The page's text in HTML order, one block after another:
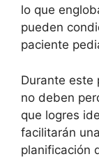
lo que
pueden
paciente
Durante este
no deben
que logres
facilitarán
planificación